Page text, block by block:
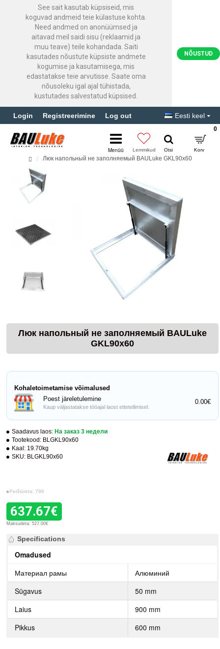
See sait kasutab küpsiseid, mis
koguvad andmeid teie külastuse kohta.
Need andmed on anonüümsed ja
aitavad meil saidi sisu (reklaamid ja
muu teave) teile kohandada. Saiti
kasutades nõustute küpsiste andmete
kogumise ja kasutamisega, mis
edastatakse teie arvutisse. Saate oma
nõusoleku igal ajal tühistada,
kustutades salvestatud küpsised.
NÕUSTUD
Login Registreerimine Log out Eesti keel
0
Люк напольный не заполняемый BAULuke GKL90x60
Люк напольный не заполняемый BAULuke
GKL90x60
Saadavus laos: На заказ 3 недели
Tootekood: BLGKL90x60
Kaal: 19.70kg
SKU: BLGKL90x60
Peržiūrėta: 796
637.67€
Maksudeta: 527.00€
Kohaletoimetamise võimalused
Poest järeletulemine
Kaup väljastatakse tööajal laost ettetellimisel.
0.00€
Specifications
Omadused
Материал рамы
Алюминий
Sügavus
50 mm
Laius
900 mm
Pikkus
600 mm